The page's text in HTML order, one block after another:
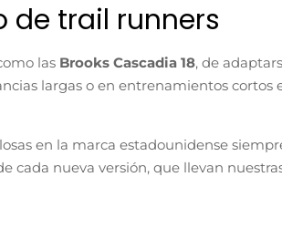
de trail runners
las Brooks Cascadia 18, de
largas o en entrenamientos cortos
en la marca estadounidense
cada nueva versión, que llevan